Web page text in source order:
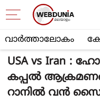
വാര്‍ത്താലോകം
USA vs Iran :
കപ്പൽ
റാനിൽ വൻ